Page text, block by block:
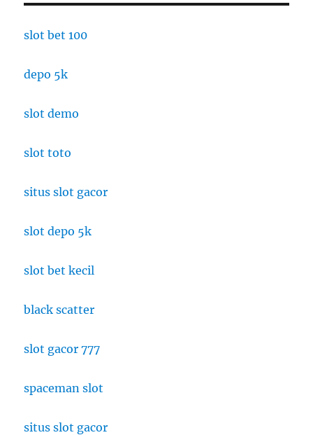
slot bet 100
depo 5k
slot demo
slot toto
situs slot gacor
slot depo 5k
slot bet kecil
black scatter
slot gacor 777
spaceman slot
situs slot gacor